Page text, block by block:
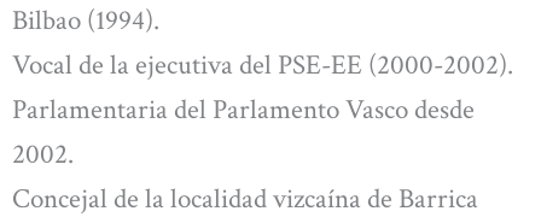
Bilbao (1994).
Vocal de la ejecutiva del PSE-EE (2000-2002).
Parlamentaria del Parlamento Vasco desde
2002.
Concejal de la localidad vizcaína de Barrica